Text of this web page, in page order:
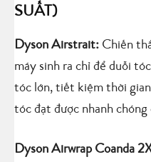
SUẤT)
Dyson Airstrait: Chiến
máy sinh ra chỉ để duỗi
tóc lớn, tiết kiệm thời
tóc đạt được nhanh chóng
Dyson Airwrap Coanda